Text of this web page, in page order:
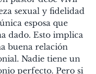
sexual y fidelidad
esposa que
dado. Esto implica
buena relación
Nadie tiene un
perfecto. Pero si